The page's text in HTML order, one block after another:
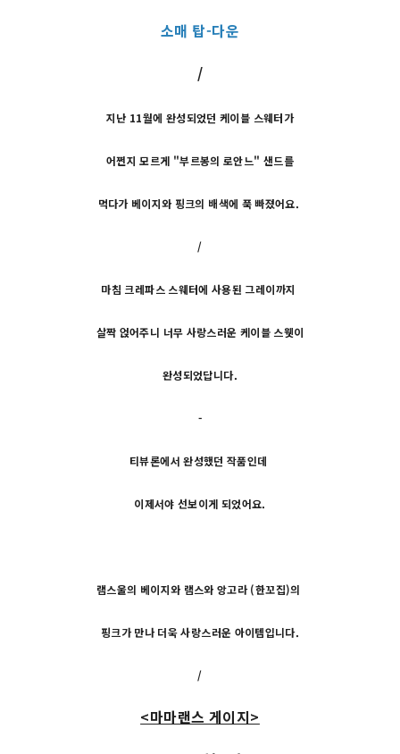
소매 탑-다운
/
지난 11월에 완성되었던 케이블 스웨터가
어쩐지 모르게 "부르봉의 로안느" 샌드를
먹다가 베이지와 핑크의 배색에 푹 빠졌어요.
/
마침 크레파스 스웨터에 사용된 그레이까지
살짝 얹어주니 너무 사랑스러운 케이블 스웻이
완성되었답니다.
-
티뷰론에서 완성했던 작품인데
이제서야 선보이게 되었어요.
램스울의 베이지와 램스와 앙고라 (한꼬집)의
핑크가 만나 더욱 사랑스러운 아이템입니다.
/
<마마랜스 게이지>